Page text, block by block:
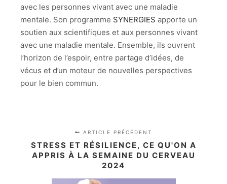
avec les personnes vivant avec une maladie
mentale. Son programme SYNERGIES apporte un
soutien aux scientifiques et aux personnes vivant
avec une maladie mentale. Ensemble, ils ouvrent
l’horizon de l’espoir, entre partage d’idées, de
vécus et d’un moteur de nouvelles perspectives
pour le bien commun.
ARTICLE PRÉCÉDENT
STRESS ET RÉSILIENCE, CE QU'ON A
APPRIS À LA SEMAINE DU CERVEAU
2024